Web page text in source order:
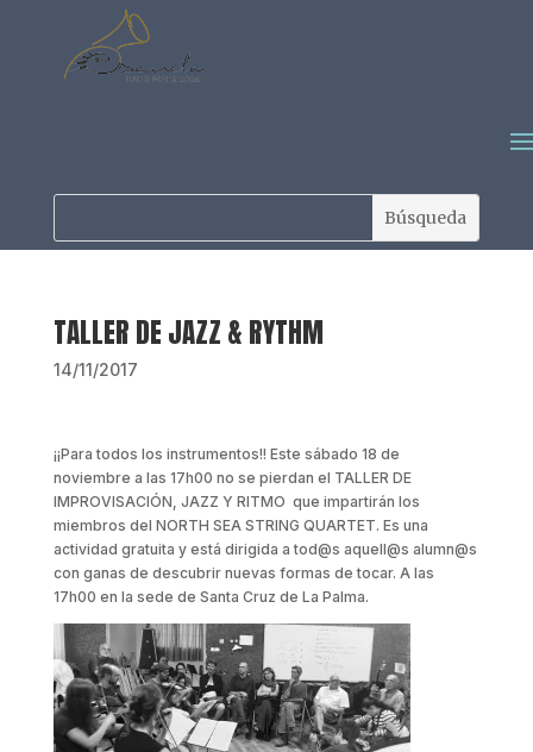
TALLER DE JAZZ & RYTHM
14/11/2017
¡¡Para todos los instrumentos!! Este sábado 18 de
noviembre a las 17h00 no se pierdan el TALLER DE
IMPROVISACIÓN, JAZZ Y RITMO que impartirán los
miembros del NORTH SEA STRING QUARTET. Es una
actividad gratuita y está dirigida a tod@s aquell@s alumn@s
con ganas de descubrir nuevas formas de tocar. A las
17h00 en la sede de Santa Cruz de La Palma.